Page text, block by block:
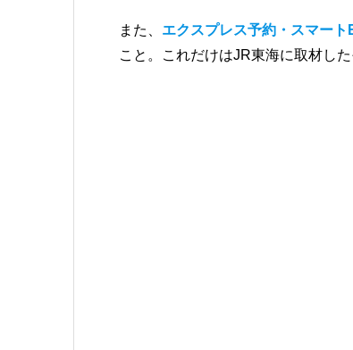
また、 エクスプレス予約・スマー
こと。これだけはJR東海に取材し